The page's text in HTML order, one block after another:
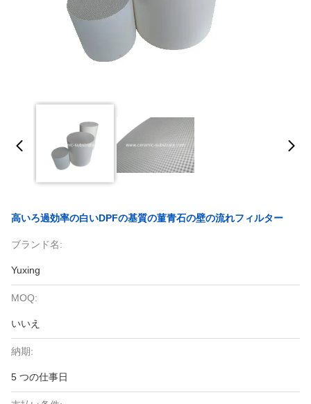
高いろ過効率の白いDPFの基質の菫青石の壁の流れフィルター
ブランド名:
Yuxing
MOQ:
いいえ
納期:
5 つの仕事日